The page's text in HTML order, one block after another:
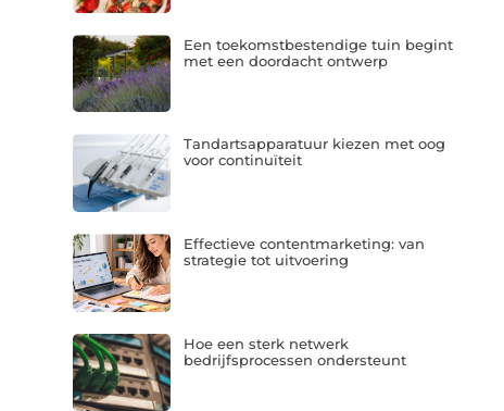
Een toekomstbestendige tuin begint
met een doordacht ontwerp
Tandartsapparatuur kiezen met oog
voor continuïteit
Effectieve contentmarketing: van
strategie tot uitvoering
Hoe een sterk netwerk
bedrijfsprocessen ondersteunt